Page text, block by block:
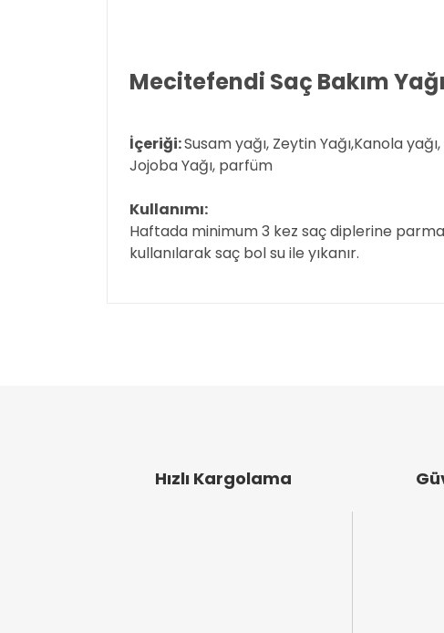
Mecitefendi Saç Bakım Yağı
İçeriği:Susam yağı, Zeytin Yağı,Kanola
Jojoba Yağı, parfüm
Kullanımı:
Haftada minimum 3 kez saç diplerine
kullanılarak saç bol su ile yıkanır.
Bu ürünün fiyat bilgisi, resim, ürün
Hızlı Kargolama